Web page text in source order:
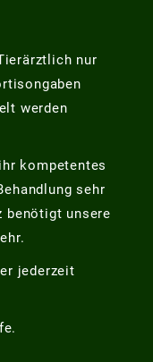
nur
werden
kompetentes
sehr
benötigt unsere
jederzeit